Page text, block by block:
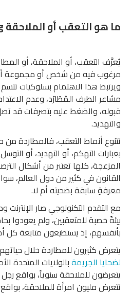
ما هو التعقب أو الملاحقة
يُعرَّف التعقب، أو الملاحقة، أو
مرغوب فيه من شخص أو مجموعة
ويرتبط هذا الاهتمام بسلوكيات تتسم
مشاعر الطرف المُطَارَد، وعدم
قبوله، والضغط عليه بتصرفات قد
والتهديد.
تتنوع أنماط التعقب، فالمطاردة من
بعبارات التهكم، أو التهديد، أو
المزعجة، كلها تعتبر من أشكال
القانون في كثير من دول العالم،
معرفةٍ سابقة بضحيته أم لا.
مع التقدم التكنولوجي صار
بيئةً خصبة للمتعقبين، ولم يعودوا
بأنفسهم، إذ يستطيعون متابعة كل
يتعرض كثيرون للمطاردة خلال
لضحايا الجريمة